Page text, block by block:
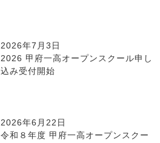
2026年7月3日
2026 甲府一高オープンスクール申し
込み受付開始
2026年6月22日
令和８年度 甲府一高オープンスクー